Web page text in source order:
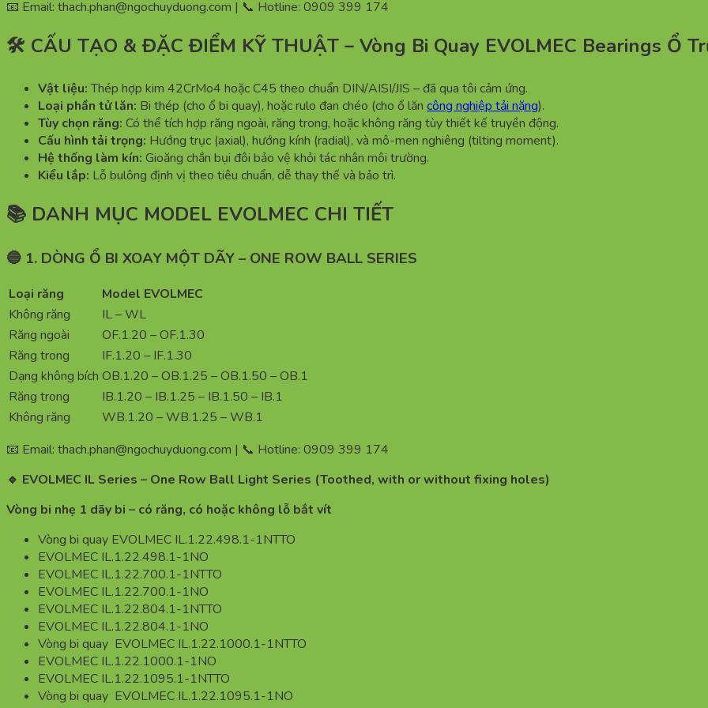
📧 Email: thach.phan@ngochuyduong.com | 📞 Hotline: 0909 399 174
🛠 CẤU TẠO & ĐẶC ĐIỂM KỸ THUẬT – Vòng Bi Quay EVOLMEC Bearings Ổ
Vật liệu:Thép hợp kim 42CrMo4 hoặc C45 theo chuẩn DIN/AISI/JIS – đã qua tôi cảm ứng.
Loại phần tử lăn: Bi thép (cho ổ bi quay), hoặc rulo đan chéo (cho ổ lăn công nghiệp tải nặng).
Tùy chọn răng: Có thể tích hợp răng ngoài, răng trong, hoặc không răng tùy thiết kế truyền động.
Cấu hình tải trọng: Hướng trục (axial), hướng kính (radial), và mô-men nghiêng (tilting moment).
Hệ thống làm kín: Gioăng chắn bụi đôi bảo vệ khỏi tác nhân môi trường.
Kiểu lắp: Lỗ bulông định vị theo tiêu chuẩn, dễ thay thế và bảo trì.
📚 DANH MỤC MODEL EVOLMEC CHI TIẾT
🔵 1. DÒNG Ổ BI XOAY MỘT DÃY – ONE ROW BALL SERIES
Loại răng
Model EVOLMEC
Không răng
IL – WL
Răng ngoài
OF.1.20 – OF.1.30
Răng trong
IF.1.20 – IF.1.30
Dạng không bích OB.1.20 – OB.1.25 – OB.1.50 – OB.1
Răng trong
IB.1.20 – IB.1.25 – IB.1.50 – IB.1
Không răng
WB.1.20 – WB.1.25 – WB.1
📧 Email: thach.phan@ngochuyduong.com | 📞 Hotline: 0909 399 174
🔹 EVOLMEC IL Series – One Row Ball Light Series (Toothed, with or without fixing holes)
Vòng bi nhẹ 1 dãy bi – có răng, có hoặc không lỗ bắt vít
Vòng bi quay EVOLMEC IL.1.22.498.1-1NTTO
EVOLMEC IL.1.22.498.1-1NO
EVOLMEC IL.1.22.700.1-1NTTO
EVOLMEC IL.1.22.700.1-1NO
EVOLMEC IL.1.22.804.1-1NTTO
EVOLMEC IL.1.22.804.1-1NO
Vòng bi quay EVOLMEC IL.1.22.1000.1-1NTTO
EVOLMEC IL.1.22.1000.1-1NO
EVOLMEC IL.1.22.1095.1-1NTTO
Vòng bi quay EVOLMEC IL.1.22.1095.1-1NO